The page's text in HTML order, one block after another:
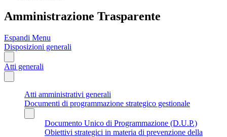
Amministrazione Trasparente
Espandi Menu
Disposizioni generali
Atti generali
Atti amministrativi generali
Documenti di programmazione strategico gestionale
Documento Unico di Programmazione (D.U.P.)
Obiettivi strategici in materia di prevenzione della